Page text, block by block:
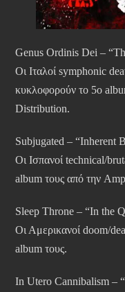
Genus Ordinis Dei –
Οι Ιταλοί symphonic
κυκλοφορούν το 5ο
Distribution.
Subjugated – “Inherent
Οι Ισπανοί technical/
album τους από την
Sleep Throne – “In the
Οι Αμερικανοί doom/
album τους.
In Utero Cannibalism –